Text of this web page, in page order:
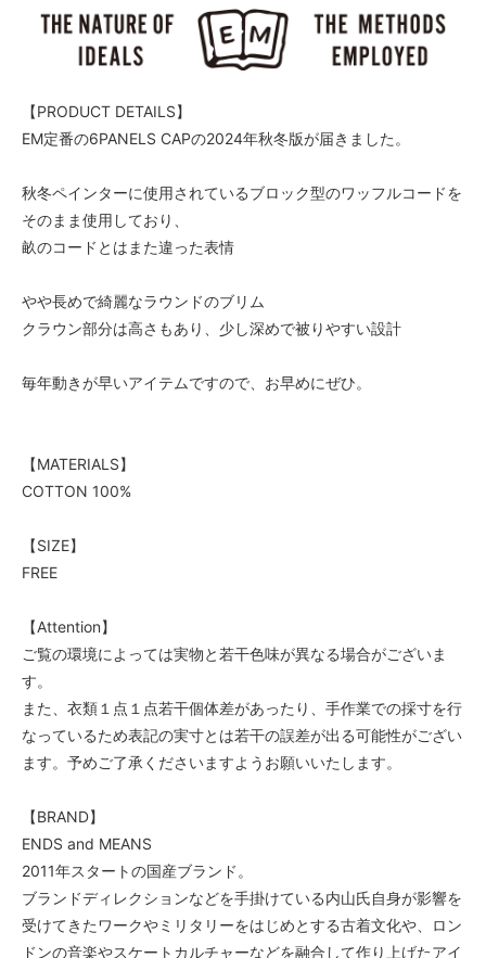
【PRODUCT DETAILS】
EM定番の6PANELS CAPの2024年秋冬版が届きました。
秋冬ペインターに使用されているブロック型のワッフルコードを
そのまま使用しており、
畝のコードとはまた違った表情
やや長めで綺麗なラウンドのブリム
クラウン部分は高さもあり、少し深めで被りやすい設計
毎年動きが早いアイテムですので、お早めにぜひ。
【MATERIALS】
COTTON 100%
【SIZE】
FREE
【Attention】
ご覧の環境によっては実物と若干色味が異なる場合がございま
す。
また、衣類１点１点若干個体差があったり、手作業での採寸を行
なっているため表記の実寸とは若干の誤差が出る可能性がござい
ます。予めご了承くださいますようお願いいたします。
【BRAND】
ENDS and MEANS
2011年スタートの国産ブランド。
ブランドディレクションなどを手掛けている内山氏自身が影響を
受けてきたワークやミリタリーをはじめとする古着文化や、ロン
ドンの音楽やスケートカルチャーなどを融合して作り上げたアイ